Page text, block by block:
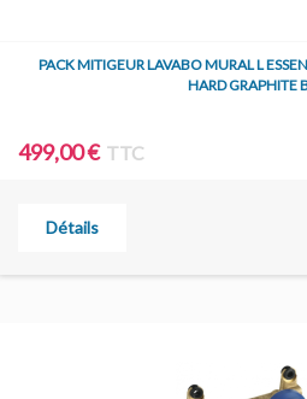
PACK MITIGEUR LAVABO MURAL L
HARD GRAPHITE
499,00 € TTC
Détails